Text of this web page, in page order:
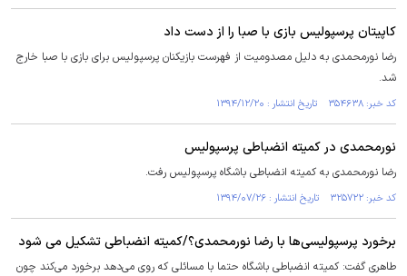
کاپیتان پرسپولیس بازی با صبا را از دست داد
رضا نورمحمدی به دلیل مصدومیت از فهرست بازیکنان پرسپولیس برای بازی با صبا خارج
شد.
کد خبر: ۳۵۴۶۳۸ تاریخ انتشار : ۱۳۹۴/۱۲/۲۰
نورمحمدی در کمیته انضباطی پرسپولیس
رضا نورمحمدی به کمیته انضباطی باشگاه پرسپولیس رفت.
کد خبر: ۳۲۵۷۲۲ تاریخ انتشار : ۱۳۹۴/۰۷/۲۶
برخورد پرسپولیسی‌ها با رضا نورمحمدی؟/کمیته انضباطی تشکیل می شود
طاهری گفت: کمیته انضباطی باشگاه حتما با مسائلی که روی می‌دهد برخورد می‌کند چون